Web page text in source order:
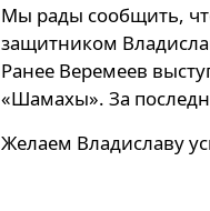
Мы рады сообщить,
защитником
Ранее Веремеев
«Шамахы». За
Желаем Владиславу